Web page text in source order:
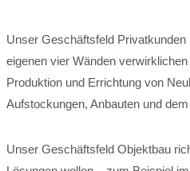
Unser Geschäftsfeld
eigenen vier Wänden
Produktion und Errichtung von
Aufstockungen, Anbauten und
Unser Geschäftsfeld Objektbau